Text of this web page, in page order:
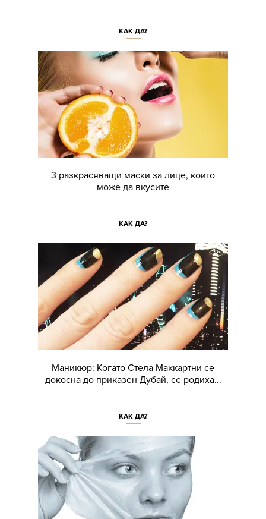
КАК ДА?
3 разкрасяващи маски за лице, които
може да вкусите
КАК ДА?
Маникюр: Когато Стела Маккартни се
докосна до приказен Дубай, се родиха...
КАК ДА?